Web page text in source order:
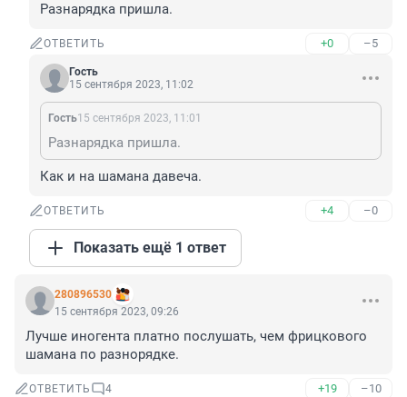
Разнарядка пришла.
ОТВЕТИТЬ +0 –5
Гость
15 сентября 2023, 11:02
Гость15 сентября 2023, 11:01
Разнарядка пришла.
Как и на шамана давеча.
ОТВЕТИТЬ +4 –0
Показать ещё 1 ответ
280896530
15 сентября 2023, 09:26
Лучше иногента платно послушать, чем фрицкового
шамана по разнорядке.
ОТВЕТИТЬ 4 +19 –10